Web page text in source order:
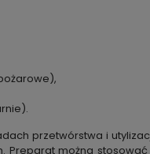
przetwórstwa i
Preparat można stosować